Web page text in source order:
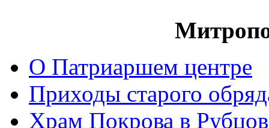
О Патриаршем центре
Приходы старого
Храм Покрова в